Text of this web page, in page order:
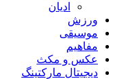
ادیان
ورزش
موسیقی
مفاهیم
عکس و مکث
دیجیتال مارکتینگ